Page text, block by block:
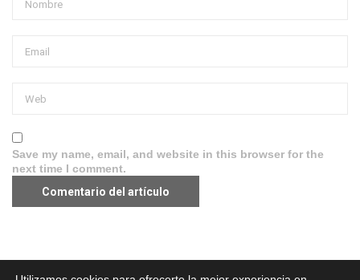
Save my name, email, and website in this browser for the
next time I comment.
Aviso legal·Política de Privacidad·Política de Cookies